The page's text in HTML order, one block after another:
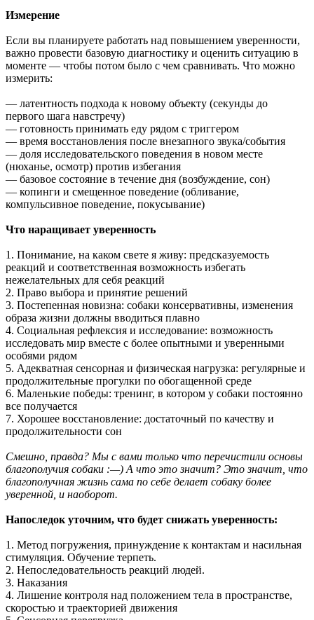
Измерение
Если вы планируете работать над повышением уверенности,
важно провести базовую диагностику и оценить ситуацию в
моменте — чтобы потом было с чем сравнивать. Что можно
измерить:
— латентность подхода к новому объекту (секунды до
первого шага навстречу)
— готовность принимать еду рядом с триггером
— время восстановления после внезапного звука/события
— доля исследовательского поведения в новом месте
(нюханье, осмотр) против избегания
— базовое состояние в течение дня (возбуждение, сон)
— копинги и смещенное поведение (обливание,
компульсивное поведение, покусывание)
Что наращивает уверенность
1. Понимание, на каком свете я живу: предсказуемость
реакций и соответственная возможность избегать
нежелательных для себя реакций
2. Право выбора и принятие решений
3. Постепенная новизна: собаки консервативны, изменения
образа жизни должны вводиться плавно
4. Социальная рефлексия и исследование: возможность
исследовать мир вместе с более опытными и уверенными
особями рядом
5. Адекватная сенсорная и физическая нагрузка: регулярные и
продолжительные прогулки по обогащенной среде
6. Маленькие победы: тренинг, в котором у собаки постоянно
все получается
7. Хорошее восстановление: достаточный по качеству и
продолжительности сон
Смешно, правда? Мы с вами только что перечистили основы
благополучия собаки :—) А что это значит? Это значит, что
благополучная жизнь сама по себе делает собаку более
уверенной, и наоборот.
Напоследок уточним, что будет снижать уверенность:
1. Метод погружения, принуждение к контактам и насильная
стимуляция. Обучение терпеть.
2. Непоследовательность реакций людей.
3. Наказания
4. Лишение контроля над положением тела в пространстве,
скоростью и траекторией движения